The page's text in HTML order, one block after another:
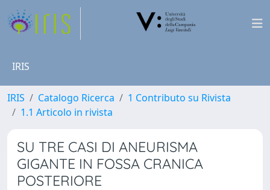
IRIS
IRIS Catalogo Ricerca
1 Contributo su Rivista
1.1 Articolo in rivista
SU TRE CASI DI ANEURISMA
GIGANTE IN FOSSA CRANICA
POSTERIORE